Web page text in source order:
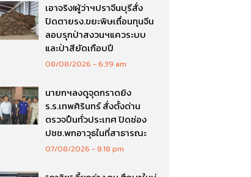
เอาจริง!ผู้ว่าฯปราจีนบุรีสั่ง
ปิดตายรง.ขยะพิษเถื่อนทุนจีน
ลอบรุกป่าสงวนฯแควระบบ
และป่าสียัดเกือบปี
08/08/2026 6:39 am
นายกฯลงดูจุดกราดยิง
ร.ร.เทพศิรินทร์ สั่งตั้งด่าน
ตรวจปืนทั่วประเทศ ปิดช่อง
ปชช.พกอาวุธในที่สาธารณะ
07/08/2026 8:18 pm